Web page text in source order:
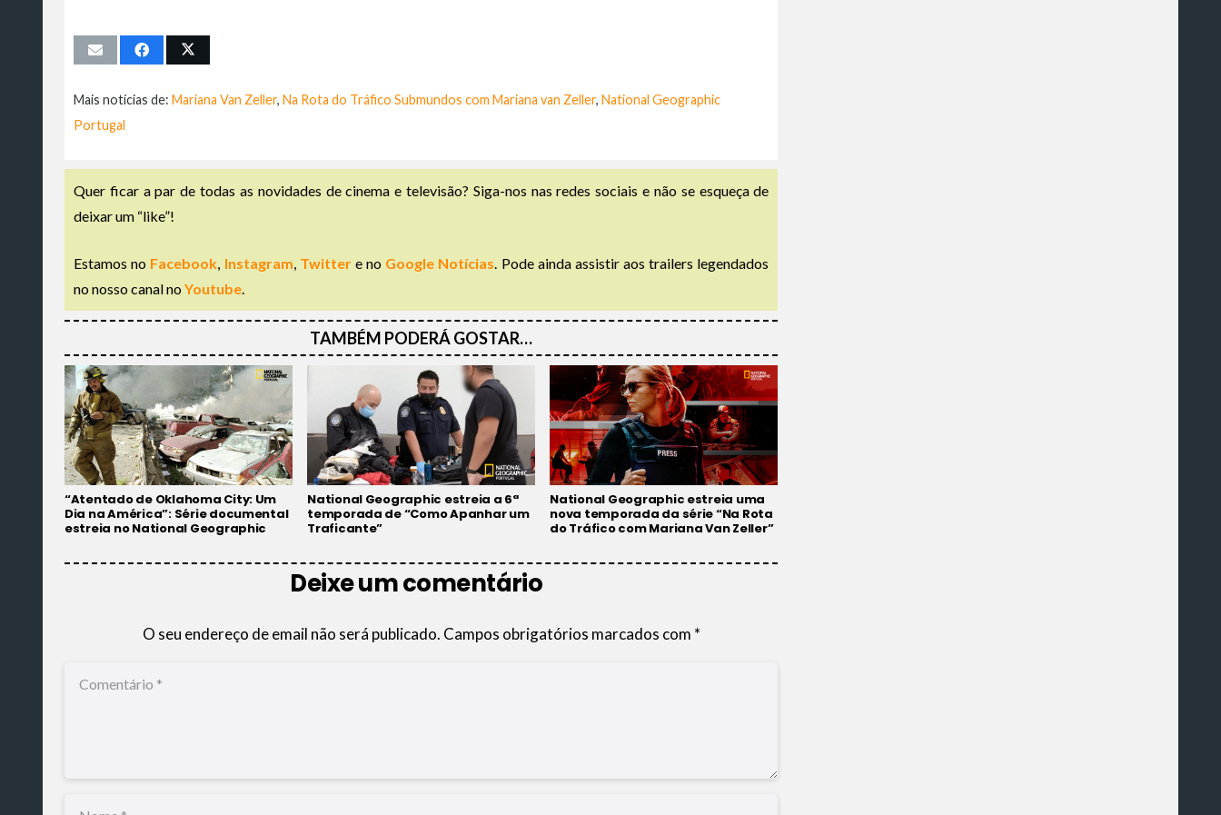
Mais notícias de: Mariana Van Zeller, Na Rota do Tráfico Submundos com Mariana van Zeller, National Geographic
Portugal
Quer ficar a par de todas as novidades de cinema e televisão? Siga-nos nas redes sociais e não se esqueça de
deixar um “like”!
Estamos no Facebook, Instagram, Twittere no Google Notícias. Pode ainda assistir aos trailers legendados
no nosso canal noYoutube.
TAMBÉM PODERÁ GOSTAR…
“Atentado de Oklahoma City: Um
Dia na América”: Série documental
estreia no National Geographic
National Geographic estreia a 6ª
temporada de “Como Apanhar um
Traficante”
National Geographic estreia uma
nova temporada da série “Na Rota
do Tráfico com Mariana Van Zeller”
Deixe um comentário
O seu endereço de email não será publicado. Campos obrigatórios marcados com *